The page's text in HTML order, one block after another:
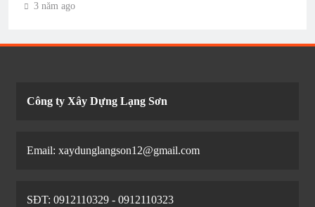
3 năm ago
Công ty Xây Dựng Lạng Sơn
Email: xaydunglangson12@gmail.com
SĐT: 0912110329 - 0912110323